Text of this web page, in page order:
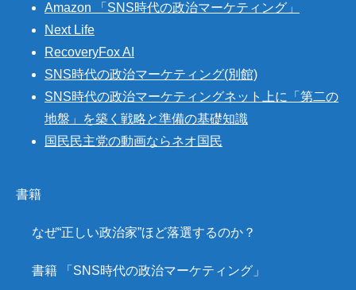
Amazon 「SNS時代の政治マーケティング」
Next Life
RecoveryFox AI
SNS時代の政治マーケティング(別館)
SNS時代の政治マーケティングネット上に「第二の
地盤」を築く戦略と準備の基礎知識
国民民主党の動画ならネオ国民
書籍
なぜ“正しい政治家”ほど落選するのか？
書籍 「SNS時代の政治マーケティング」